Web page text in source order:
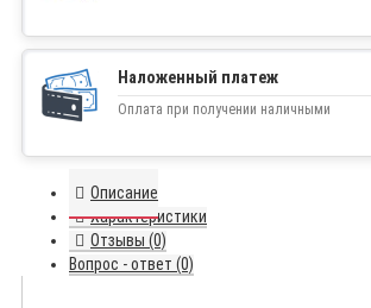
Наложенный платеж
Оплата при получении наличными
Описание
Характеристики
Отзывы (0)
Вопрос - ответ (0)